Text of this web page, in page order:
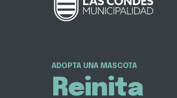
ADOPTA UNA MASCOTA
Reinita